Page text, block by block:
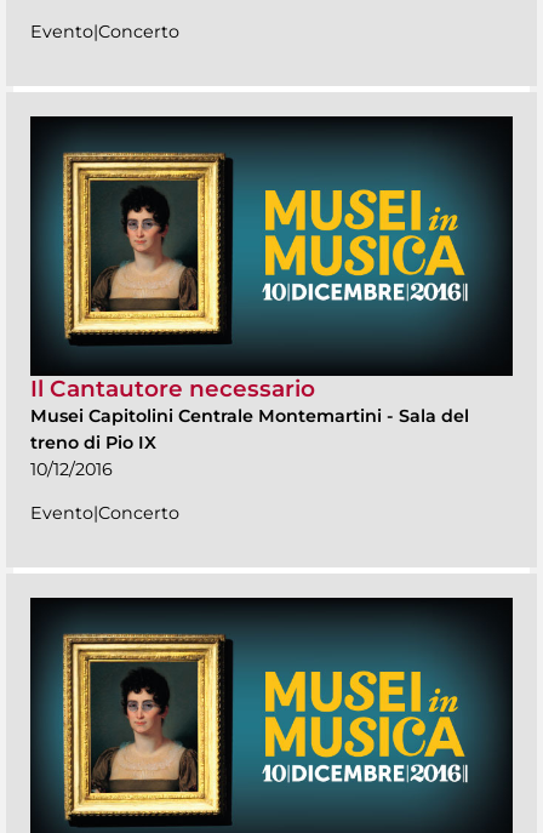
Evento|Concerto
Il Cantautore necessario
Musei Capitolini Centrale Montemartini - Sala del
treno di Pio IX
10/12/2016
Evento|Concerto